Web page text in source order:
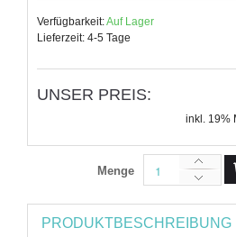
Verfügbarkeit:Auf Lager
Lieferzeit: 4-5 Tage
UNSER PREIS:
inkl. 19%
Menge
PRODUKTBESCHREIBUNG